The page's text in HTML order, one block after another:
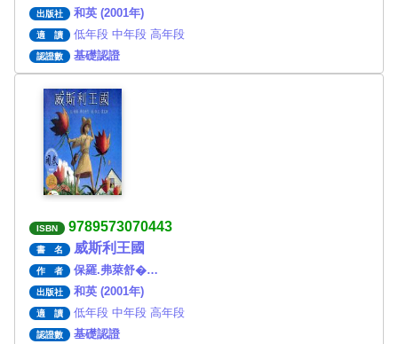
出版社 和英 (2001年)
適 讀 低年段 中年段 高年段
認證數 基礎認證
ISBN 9789573070443
書 名 威斯利王國
作 者 保羅.弗萊舒�…
出版社 和英 (2001年)
適 讀 低年段 中年段 高年段
認證數 基礎認證